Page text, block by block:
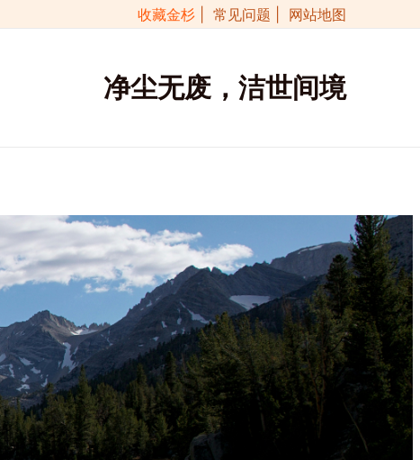
收藏金杉 | 常见问题 | 网站地图
净尘无废，洁世间境